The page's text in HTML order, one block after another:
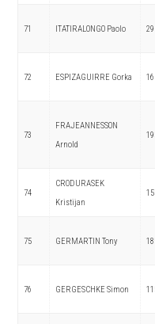
71 ITATIRALONGO Paolo 29
72 ESPIZAGUIRRE Gorka 16
73
FRAJEANNESSON
Arnold
74
CRODURASEK
Kristijan
75 GERMARTIN Tony
76 GERGESCHKE Simon